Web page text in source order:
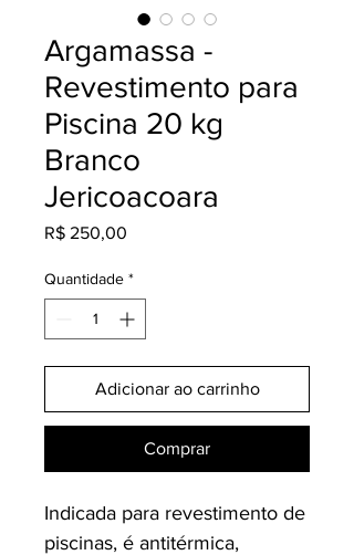
Argamassa -
Revestimento para
Piscina 20 kg
Branco
Jericoacoara
R$ 250,00
Quantidade *
Adicionar ao carrinho
Comprar
Indicada para revestimento de
piscinas, é antitérmica,